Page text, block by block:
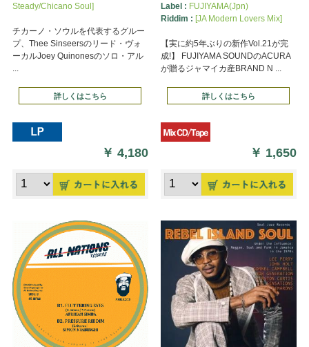
Steady/Chicano Soul]
チカーノ・ソウルを代表するグルー
プ、Thee Sinseersのリード・ヴォ
ーカルJoey Quinonesのソロ・アル
...
詳しくはこちら
￥4,180
Label : FUJIYAMA(Jpn)
Riddim : [JA Modern Lovers Mix]
【実に約5年ぶりの新作Vol.21が完
成!】 FUJIYAMA SOUNDのACURA
が贈るジャマイカ産BRAND N ...
詳しくはこちら
￥ 1,650